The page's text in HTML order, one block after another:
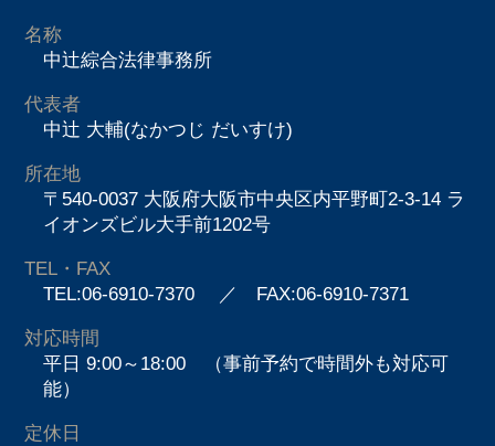
名称
中辻綜合法律事務所
代表者
中辻 大輔(なかつじ だいすけ)
所在地
〒540-0037 大阪府大阪市中央区内平野町2-3-14 ラ
イオンズビル大手前1202号
TEL・FAX
TEL:06-6910-7370 ／ FAX:06-6910-7371
対応時間
平日 9:00～18:00 （事前予約で時間外も対応可
能）
定休日